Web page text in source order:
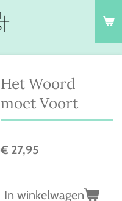
Het Woord
moet Voort
€ 27,95
In winkelwagen